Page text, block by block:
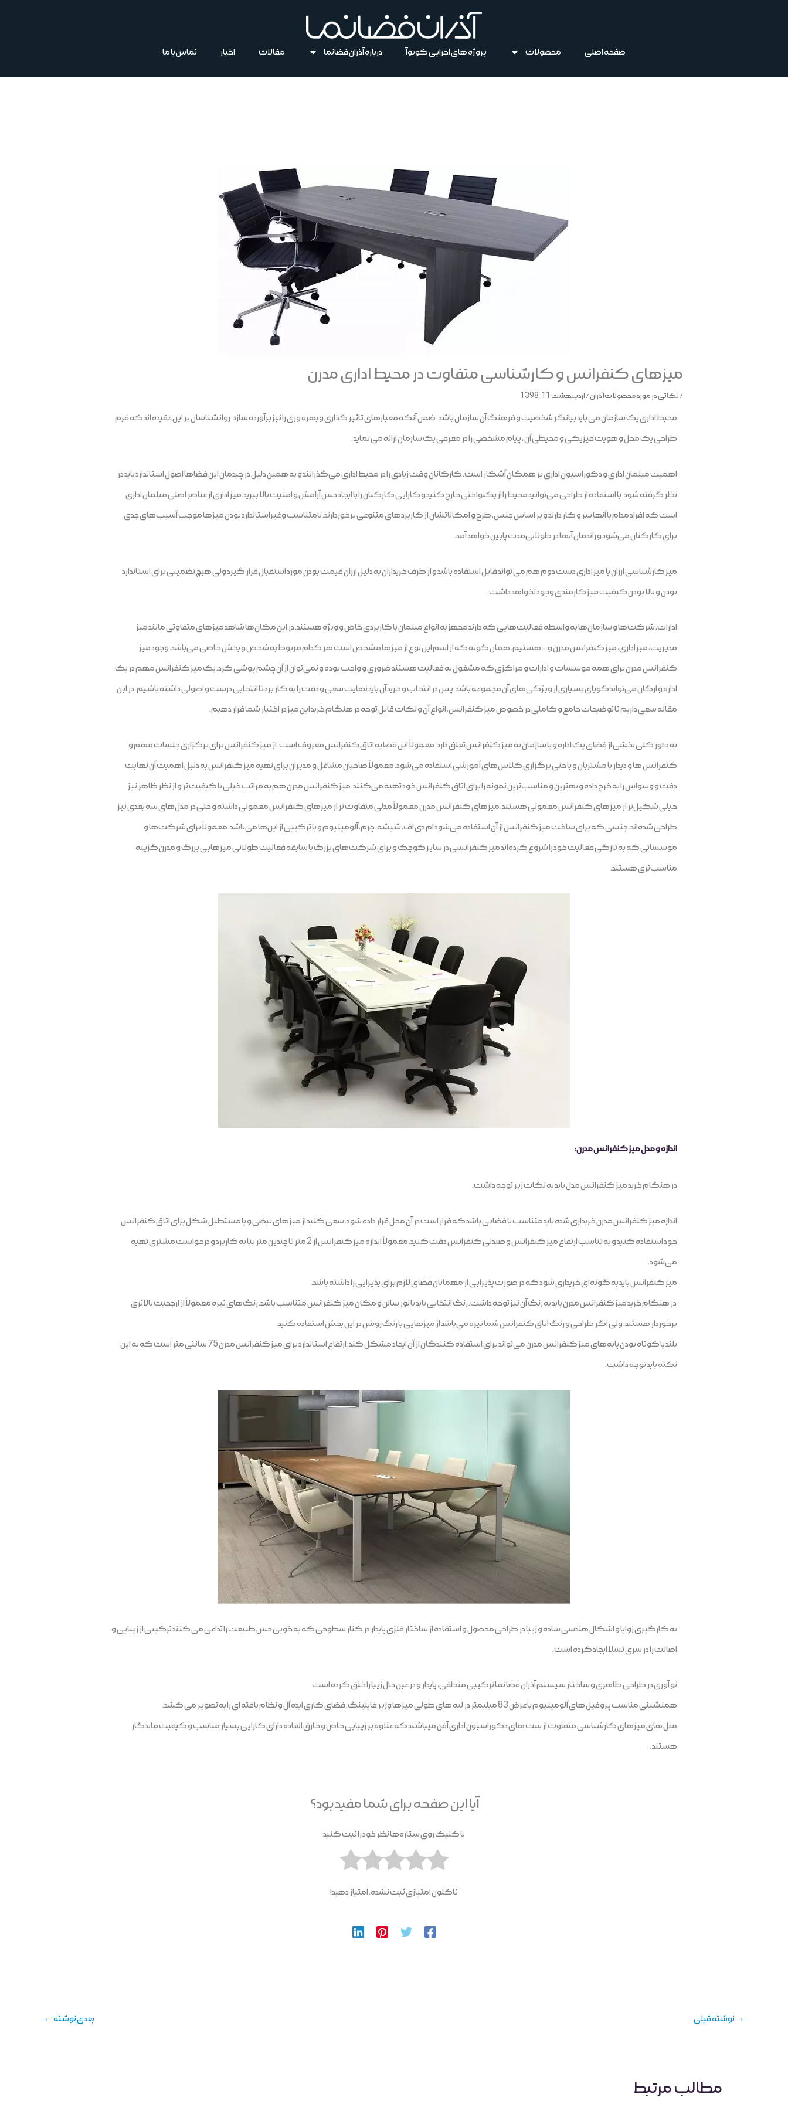
صفحه اصلی
محصولات پروژه های اجرایی کوبوآ درباره آذران فضانما مقالات اخبار تماس با ما
میزهای کنفرانس و کارشناسی متفاوت در محیط اداری مدرن
/نکاتی در مورد محصولات آذران/اردیبهشت 11, 1398
محيط اداری يک سازمان می بايد بيانگر شخصيت و فرهنگ آن سازمان باشد . ضمن آنکه معيارهای تاثير گذاری و بهره وری را نيز برآورده سازد. روانشناسان بر اين عقيده اند که فرم
طراحی يک محل و هويت فيزيکی و محيطی آن ، پيام مشخصی را در معرفی يک سازمان ارائه می نمايد .
اهمیت مبلمان اداری و دکوراسیون اداری بر همگان آشکار است. کارکانان وقت زیادی را در محیط اداری می‌گذرانند و به همین دلیل در چیدمان این فضاها اصول استاندارد باید در
نظر گرفته شود. با استفاده از طراحی می‌توانید محیط را از یکنواختی خارج کنید و کارایی کارکنان را با ایجاد حس آرامش و امنیت بالا ببرید.میز اداری از عناصر اصلی مبلمان اداری
است که افراد مدام با آنها سر و کار دارند و بر اساس جنس، طرح و امکاناتشان از کاربردهای متنوعی برخوردارند. نامتناسب و غیراستاندارد بودن میزها موجب آسیب‌های جدی
برای کارکنان می‌شود و راندمان آنها در طولانی‌مدت پایین خواهد آمد.
میز کارشناسی ارزان یا میز اداری دست دوم هم می تواند قابل استفاده باشد و از طرف خریداران به دلیل ارزان قیمت بودن مورد استقبال قرار گیرد ولی هیچ تضمینی برای استاندارد
بودن و بالا بودن کیفیت میز کارمندی وجود نخواهد داشت.
ادارات، شرکت‌ها و سازمان‌ها به واسطه فعالیت‌هایی که دارند مجهز به انواع مبلمان با کاربردی خاص و ویژه هستند. در این مکان‌ها شاهد میزهای متفاوتی مانند میز
مدیریت، میز اداری، میز کنفرانس مدرن و … هستیم. همان گونه که از اسم این نوع از میزها مشخص است هر کدام مربوط به شخص و بخش خاصی می‌باشد. وجود میز
کنفرانس مدرن برای همه موسسات و ادارات و مراکزی که مشغول به فعالیت هستند ضروری و واجب بوده و نمی‌توان از آن چشم پوشی کرد. یک میز کنفرانس مهم در یک
اداره و ارگان می‌تواند گویای بسیاری از ویژگی‌های آن مجموعه باشد. پس در انتخاب و خرید آن باید نهایت سعی و دقت را به کار برد تا انتخابی درست و اصولی داشته باشیم. در این
مقاله سعی داریم تا توضیحات جامع و کاملی در خصوص میز کنفرانس، انواع آن و نکات قابل توجه در هنگام خرید این میز در اختیار شما قرار دهیم.
به طور کلی بخشی از فضای یک اداره و یا سازمان به میز کنفرانس تعلق دارد. معمولاً این فضا به اتاق کنفرانس معروف است. از میز کنفرانس برای برگزاری جلسات مهم و
کنفرانس ها و دیدار با مشتریان و یا حتی برگزاری کلاس‌های آموزشی استفاده می‌شود. معمولاً صاحبان مشاغل و مدیران برای تهیه میز کنفرانس به دلیل اهمیت آن نهایت
دقت و وسواس را به خرج داده و بهترین و مناسب‌ترین نمونه را برای اتاق کنفرانس خود تهیه می‌کنند. میز کنفرانس مدرن هم به مراتب خیلی با کیفیت‌ تر و از نظر ظاهر نیز
خیلی شکیل‌تر از میزهای کنفرانس معمولی هستند. میزهای کنفرانس مدرن معمولاً مدلی متفاوت‌ تر از میزهای کنفرانس معمولی داشته و حتی در مدل‌های سه بعدی نیز
طراحی شده‌اند. جنسی که برای ساخت میز کنفرانس از آن استفاده می‌شود ام دی اف، شیشه، چرم، آلومینیوم و یا ترکیبی از این‌ها می‌باشد. معمولاً برای شرکت‌ها و
موسساتی که به تازگی فعالیت خود را شروع کرده‌اند میز کنفرانسی در سایز کوچک و برای شرکت‌های بزرگ با سابقه فعالیت طولانی میزهایی بزرگ و مدرن گزینه
مناسب‌تری هستند.
اندازه و مدل میز کنفرانس مدرن:
در هنگام خرید میز کنفرانس مدل باید به نکات زیر توجه داشت.
اندازه میز کنفرانس مدرن خریداری شده باید متناسب با فضایی باشد که قرار است در آن محل قرار داده شود. سعی کنید از میزهای بیضی و یا مستطیل شکل برای اتاق کنفرانس
خود استفاده کنید و به تناسب ارتفاع میز کنفرانس و صندلی کنفرانس دقت کنید. معمولاً اندازه میز کنفرانس از 2 متر تا چندین متر بنا به کاربرد و درخواست مشتری تهیه
می‌شود.
میز کنفرانس باید به گونه‌ای خریداری شود که در صورت پذیرایی از مهمانان فضای لازم برای پذیرایی را داشته باشد.
در هنگام خرید میز کنفرانس مدرن باید به رنگ آن نیز توجه داشت. رنگ انتخابی باید با نور سالن و مکان میز کنفرانس متناسب باشد. رنگ‌های تیره معمولاً از ارجحیت بالاتری
برخوردار هستند. ولی اگر طراحی و رنگ اتاق کنفرانس شما تیره می‌باشد از میزهایی با رنگ روشن در این بخش استفاده کنید.
بلند یا کوتاه بودن پایه‌های میز کنفرانس مدرن می‌تواند برای استفاده کنندگان از آن ایجاد مشکل کند. ارتفاع استاندارد برای میز کنفرانس مدرن 75 سانتی متر است که به این
نکته باید توجه داشت.
به کارگیری زوایا و اشکال هندسی ساده و زیبا در طراحی محصول و استفاده از ساختار فلزی پایدار در کنار سطوحی که به خوبی حس طبیعت را تداعی می کنند ترکیبی از زیبایی و
اصالت را در سری تسلا ایجاد کرده است.
نو آوری در طراحی ظاهری و ساختار سیستم آذران فضا نما ترکیبی منطقی، پایدار و در عین حال زیبا را خلق کرده است.
همنشینی مناسب پروفیل های آلومینیوم با عرض 83 میلیمتر در لبه های طولی میزها وزیر فایلینگ، فضای کاری ایده آل و نظام یافته ای را به تصویر می کشد.
مدل های میزهای کارشناسی متفاوت از ست های دکوراسیون اداری آفن میباشند که علاوه بر زیبایی خاص و خارق العاده دارای کارایی بسیار مناسب و کیفیت ماندگار
هستند .
آیا این صفحه برای شما مفید بود؟
با کلیک روی ستاره‌ها نظر خود را ثبت کنید
تاکنون امتیازی ثبت نشده. امتیاز دهید!
→ نوشته قبلی بعدی نوشته ←
مطالب مرتبط